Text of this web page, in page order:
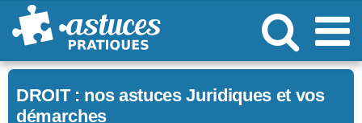
Passer
au
DROIT : nos astuces Juridiques et vos
démarches